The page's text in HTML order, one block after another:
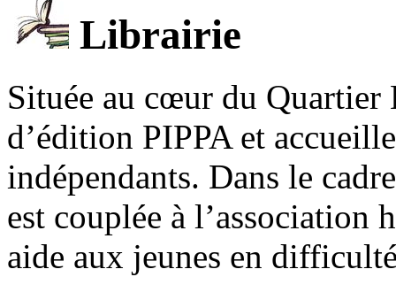
Librairie
Située au cœur du Quartier
d’édition PIPPA et
indépendants. Dans le
est couplée à l’association
aide aux jeunes en